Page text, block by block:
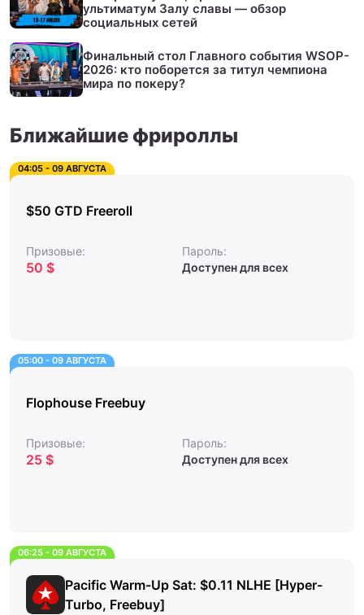
ультиматум Залу славы — обзор
социальных сетей
Финальный стол Главного события WSOP-
2026: кто поборется за титул чемпиона
мира по покеру?
Ближайшие фрироллы
04:05 - 09 АВГУСТА
$50 GTD Freeroll
Призовые:
50 $
Пароль:
Доступен для всех
05:00 - 09 АВГУСТА
Flophouse Freebuy
Призовые:
25 $
Пароль:
Доступен для всех
06:25 - 09 АВГУСТА
Pacific Warm-Up Sat: $0.11 NLHE [Hyper-
Turbo, Freebuy]